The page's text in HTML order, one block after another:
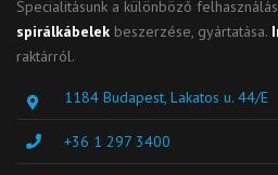
Specialitásunk a különböző
spirálkábelek beszerzése, gyártatása.
raktárról.
1184 Budapest, Lakatos u. 44/E
+36 1 297 3400